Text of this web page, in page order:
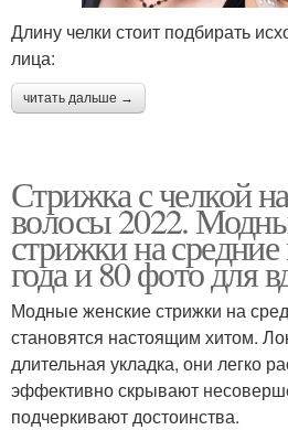
Длину челки стоит подбирать
лица:
читать дальше →
Стрижка с челкой
волосы 2022.
стрижки на
года и 80 фото для
Модные женские стрижки на
становятся настоящим хитом.
длительная укладка, они легко
эффективно скрывают
подчеркивают достоинства.